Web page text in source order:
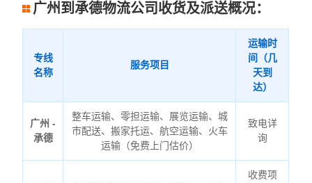
广州到承德物流公司收货及派送概况：
专线
名称
服务项目
运输时
间（几
天到
达）
广州 -
承德
整车运输、零担运输、展览运输、城
市配送、搬家托运、航空运输、火车
运输（免费上门估价）
致电详
询
收费项